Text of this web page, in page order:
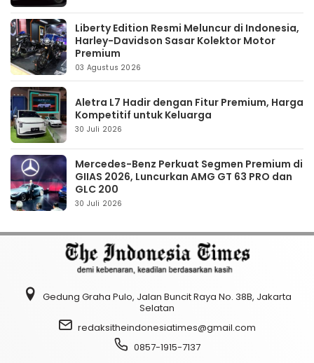
Liberty Edition Resmi Meluncur di Indonesia,
Harley-Davidson Sasar Kolektor Motor
Premium
03 Agustus 2026
Aletra L7 Hadir dengan Fitur Premium, Harga
Kompetitif untuk Keluarga
30 Juli 2026
Mercedes-Benz Perkuat Segmen Premium di
GIIAS 2026, Luncurkan AMG GT 63 PRO dan
GLC 200
30 Juli 2026
Gedung Graha Pulo, Jalan Buncit Raya No. 38B, Jakarta
Selatan
redaksitheindonesiatimes@gmail.com
0857-1915-7137